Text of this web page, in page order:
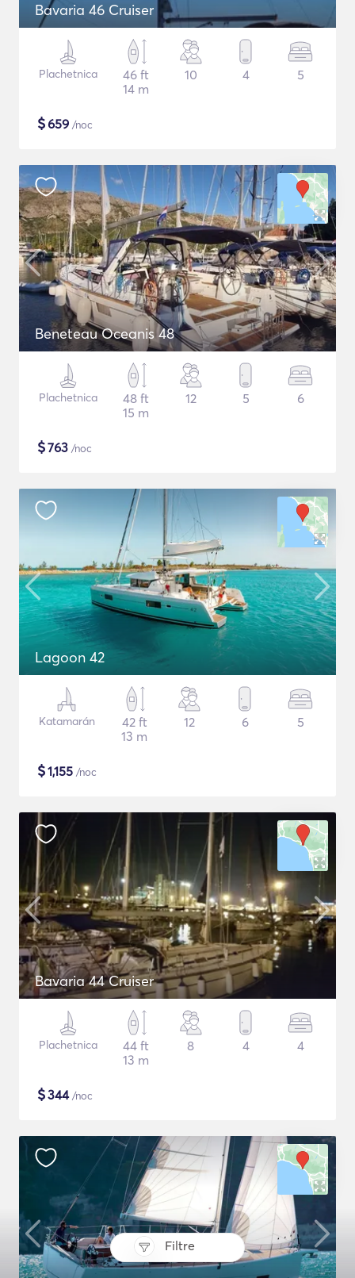
Filtre
Bavaria 46 Cruiser
Plachetnica
46 ft
14 m
10 4 5
$659 /noc
Beneteau Oceanis 48
Plachetnica
48 ft
15 m
12 5 6
$763 /noc
Lagoon 42
Katamarán
42 ft
13 m
12 6 5
$1,155 /noc
Bavaria 44 Cruiser
Plachetnica
44 ft
13 m
8 4 4
$344/noc